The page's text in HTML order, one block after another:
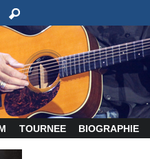
TOURNEE BIOGRAPHIE